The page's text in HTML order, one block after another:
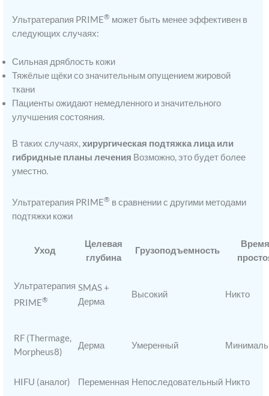
Ультратерапия PRIME® может быть менее эффективен в
следующих случаях:
Сильная дряблость кожи
Тяжёлые щёки со значительным опущением жировой
ткани
Пациенты ожидают немедленного и значительного
улучшения состояния.
В таких случаях,хирургическая подтяжка лица или
гибридные планы лечения Возможно, это будет более
уместно.
Ультратерапия PRIME® в сравнении с другими методами
подтяжки кожи
Уход
Целевая
глубина
Грузоподъемность
Время
Ультратерапия
PRIME®
SMAS +
Дерма
Высокий Никто
RF (Thermage,
Morpheus8)
Дерма Умеренный
HIFU (аналог) Переменная Непоследовательный Никто